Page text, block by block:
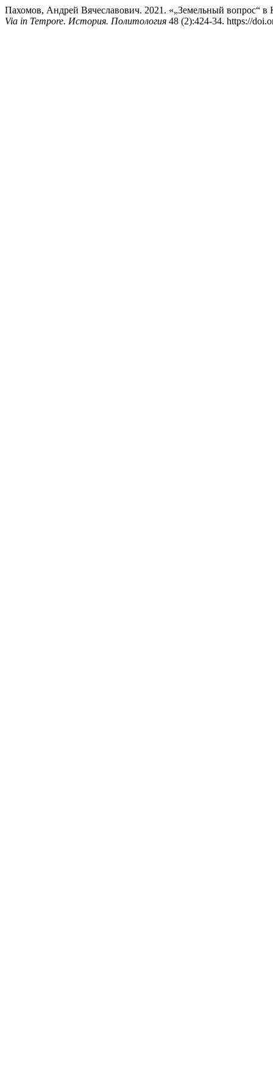
Пахомов, Андрей Вячеславович. 2021. «„Земельный вопрос“ в
Via in Tempore. История. Политология 48 (2):424-34. https://